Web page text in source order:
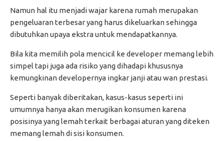
Namun hal itu menjadi wajar karena rumah merupakan
pengeluaran terbesar yang harus dikeluarkan sehingga
dibutuhkan upaya ekstra untuk mendapatkannya.
Bila kita memilih pola mencicil ke developer memang lebih
simpel tapi juga ada risiko yang dihadapi khususnya
kemungkinan developernya ingkar janji atau wan prestasi.
Seperti banyak diberitakan, kasus-kasus seperti ini
umumnya hanya akan merugikan konsumen karena
posisinya yang lemah terkait berbagai aturan yang diteken
memang lemah di sisi konsumen.